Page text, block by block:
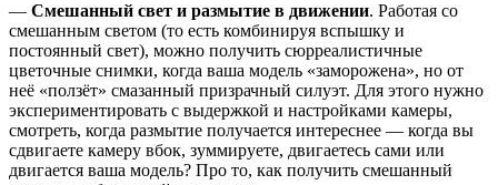
— Смешанный свет и размытие в движении. Работая со
смешанным светом (то есть комбинируя вспышку и
постоянный свет), можно получить сюрреалистичные
цветочные снимки, когда ваша модель «заморожена», но от
неё «ползёт» смазанный призрачный силуэт. Для этого нужно
экспериментировать с выдержкой и настройками камеры,
смотреть, когда размытие получается интереснее — когда вы
сдвигаете камеру вбок, зуммируете, двигаетесь сами или
двигается ваша модель? Про то, как получить смешанный